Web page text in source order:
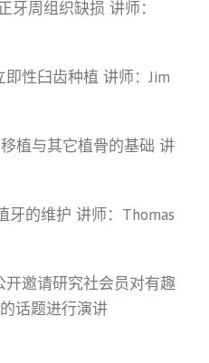
牙周组织缺损 讲师：
即性臼齿种植 讲师：Jim
植与其它植骨的基础 讲
牙的维护 讲师：Thomas
开邀请研究社会员对有趣
话题进行演讲